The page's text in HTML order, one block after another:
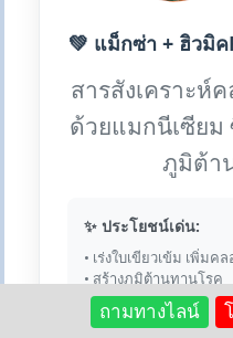
💚 แม็กซ่า + ฮิวมิ
สารสังเคราะห์
ด้วยแมกนีเซียม
ภูมิต้า
✨ ประโยชน์เด่น:
• เร่งใบเขียวเข้ม เพิ่มค
• สร้างภูมิต้านทานโรค
• เสริมแมกนีเซียม ซิงค์
ถามทางไลน์